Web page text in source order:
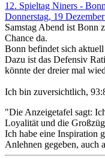
12. Spieltag Niners - Bonn
Donnerstag, 19
Samstag Abend ist Bonn
Chance da.
Bonn befindet sich
Dazu ist das Defensiv
könnte der dreier mal
Ich bin zuversichtlich,
"Die Anzeigetafel sagt:
Loyalität und die
Ich habe eine Inspiration
Anlehnen gegeben, auch